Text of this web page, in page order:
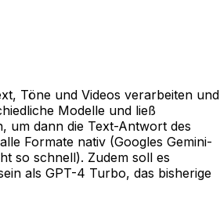
Töne und Videos verarbeiten und
Modelle und ließ
um dann die Text-Antwort des
Formate nativ (Googles Gemini-
so schnell). Zudem soll es
als GPT-4 Turbo, das bisherige